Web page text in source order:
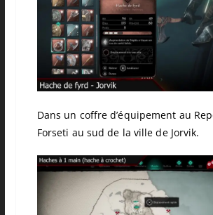
Dans un coffre d’équipement au
Forseti au sud de la ville de Jorvik.